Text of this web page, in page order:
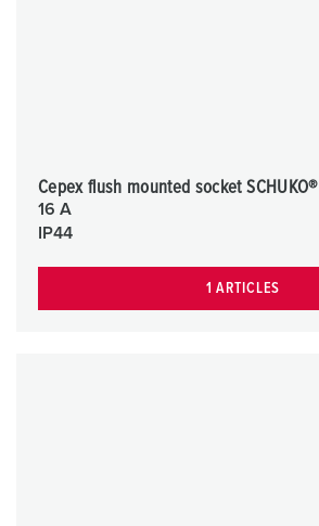
Cepex flush mounted socket SCHUKO®
16 A
IP44
1 ARTICLES